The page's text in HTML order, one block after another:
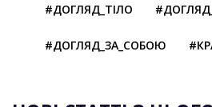
#ДОГЛЯД_ТІЛО
#ДОГЛЯД_ЗА_СОБОЮ